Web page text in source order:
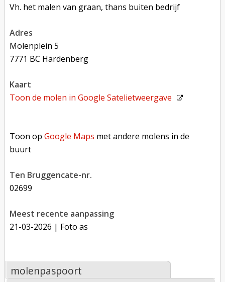
Vh. het malen van graan, thans buiten bedrijf
adres
Molenplein 5
7771 BC Hardenberg
kaart
Toon de molen inGoogle Satelietweergave
Toon opGoogle Maps met andere molens in de
buurt
Ten Bruggencate-nr.
02699
Meest recente aanpassing
21-03-2026 | Foto as
molenpaspoort